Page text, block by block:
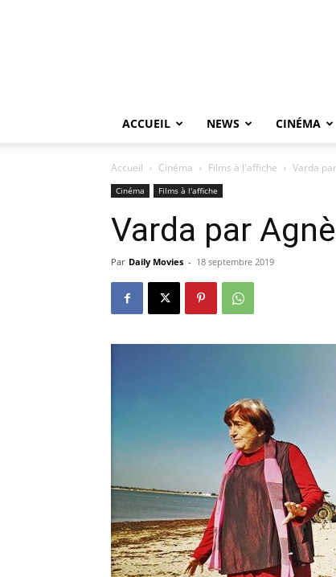
ACCUEIL NEWS CINÉMA
Accueil Cinéma Films à l'affiche Varda
Cinéma Films à l'affiche
Varda par
Par Daily Movies - 18 septembre 2019